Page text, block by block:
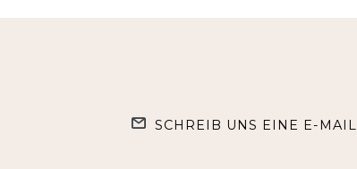
SCHREIB UNS EINE E-MAIL